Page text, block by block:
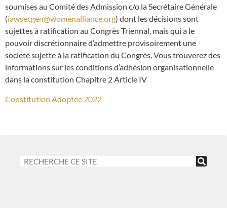
soumises au Comité des Admission c/o la Secrétaire Générale
(iawsecgen@womenalliance.org) dont les décisions sont
sujettes à ratification au Congrès Triennal, mais qui a le
pouvoir discrétionnaire d’admettre provisoirement une
société sujette à la ratification du Congrès. Vous trouverez des
informations sur les conditions d’adhésion organisationnelle
dans la constitution Chapitre 2 Article IV
Constitution Adoptée 2022